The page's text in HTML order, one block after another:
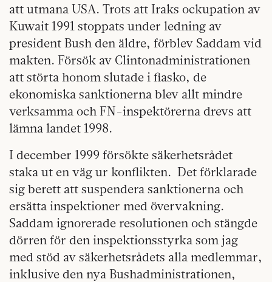
att utmana USA. Trots att Iraks ockupation av
Kuwait 1991 stoppats under ledning av
president Bush den äldre, förblev Saddam vid
makten. Försök av Clintonadministrationen
att störta honom slutade i fiasko, de
ekonomiska sanktionerna blev allt mindre
verksamma och FN-inspektörerna drevs att
lämna landet 1998.
I december 1999 försökte säkerhetsrådet
staka ut en väg ur konflikten. Det förklarade
sig berett att suspendera sanktionerna och
ersätta inspektioner med övervakning.
Saddam ignorerade resolutionen och stängde
dörren för den inspektionsstyrka som jag
med stöd av säkerhetsrådets alla medlemmar,
inklusive den nya Bushadministrationen,